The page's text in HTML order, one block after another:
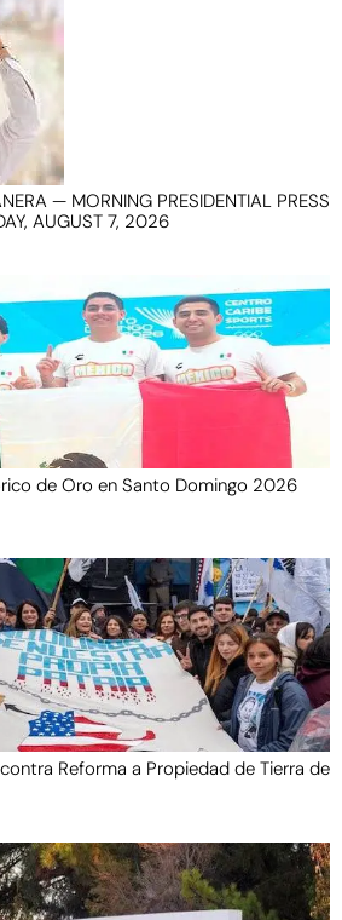
— MORNING PRESIDENTIAL PRESS
AUGUST 7, 2026
de Oro en Santo Domingo 2026
Reforma a Propiedad de Tierra de